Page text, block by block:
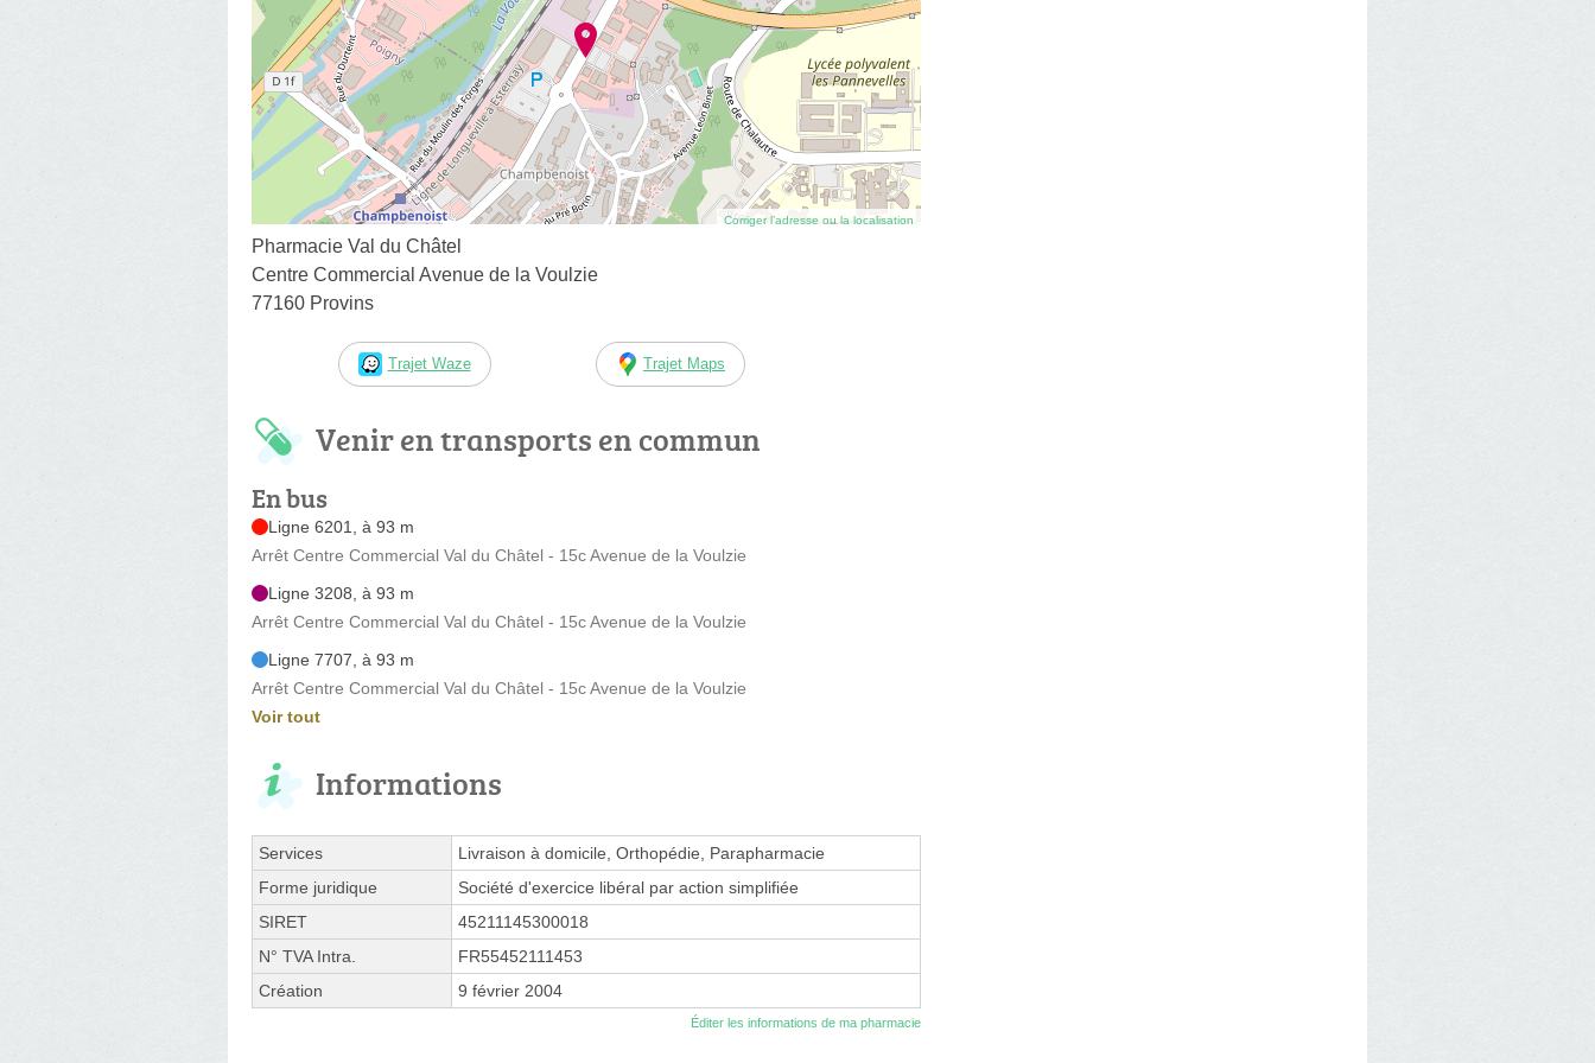
Corriger l’adresse ou la localisation
Pharmacie Val du Châtel
Centre Commercial Avenue de la Voulzie
77160 Provins
Trajet Waze Trajet Maps
Venir en transports en commun
En bus
Ligne 6201, à 93 m
Arrêt Centre Commercial Val du Châtel - 15c Avenue de la Voulzie
Ligne 3208, à 93 m
Arrêt Centre Commercial Val du Châtel - 15c Avenue de la Voulzie
Ligne 7707, à 93 m
Arrêt Centre Commercial Val du Châtel - 15c Avenue de la Voulzie
Voir tout
Informations
Services
Livraison à domicile, Orthopédie, Parapharmacie
Forme juridique
Société d'exercice libéral par action simplifiée
SIRET
45211145300018
N° TVA Intra.
FR55452111453
Création
9 février 2004
Éditer les informations de ma pharmacie